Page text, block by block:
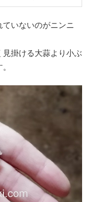
いないのがニンニ
掛ける大蒜より小ぶ